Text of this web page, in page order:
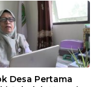
Desa Pertama